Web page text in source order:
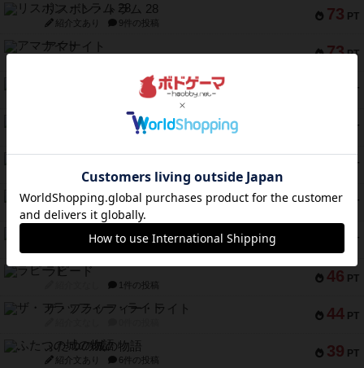
73 PT
リスボン・トラム 28
紹介文あり 9件の投稿
73 PT
アマナイト
PT
1件の投稿
PT
スペクタキュラー
1件の投稿
PT
スモールワールド
紹介文あり 13件の投稿
58 PT
ギャンブラー
紹介文なし 2件の投稿
PT
Bitter End ブタペスト救出作戦
46 PT
ラピード
1件の投稿
44 PT
ザ・フラッフィー・ライト
39 PT
ふたつの城の物語
紹介文あり 6件の投稿